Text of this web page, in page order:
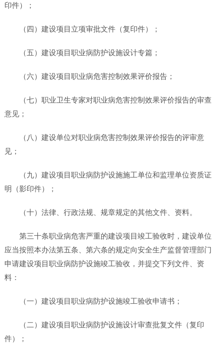
印件）；
（四）建设项目立项审批文件（复印件）；
（五）建设项目职业病防护设施设计专篇；
（六）建设项目职业病危害控制效果评价报告；
（七）职业卫生专家对职业病危害控制效果评价报告的审查
意见；
（八）建设单位对职业病危害控制效果评价报告的评审意
见；
（九）建设项目职业病防护设施施工单位和监理单位资质证
明（影印件）；
（十）法律、行政法规、规章规定的其他文件、资料。
第三十条职业病危害严重的建设项目竣工验收时，建设单位
应当按照本办法第五条、第六条的规定向安全生产监督管理部门
申请建设项目职业病防护设施竣工验收，并提交下列文件、资
料：
（一）建设项目职业病防护设施竣工验收申请书；
（二）建设项目职业病防护设施设计审查批复文件（复印
件）；